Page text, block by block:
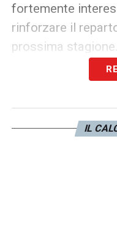
fortemente
rinforzare il
prossima stagione.
Secondo quanto
questa stagione.
IL